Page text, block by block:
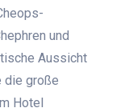
und
Aussicht
die große
Hotel